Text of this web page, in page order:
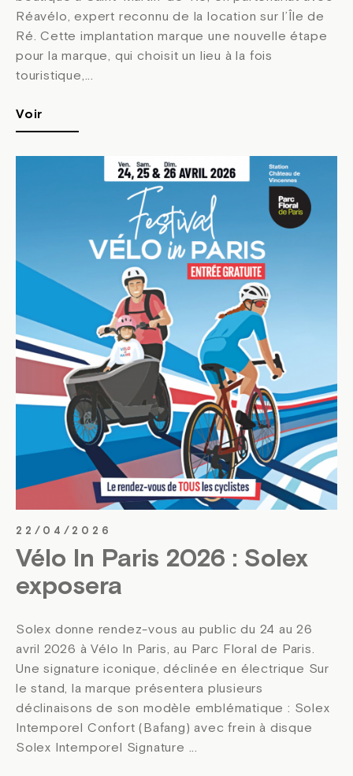
Réavélo, expert reconnu de la location sur l’Île de
Ré. Cette implantation marque une nouvelle étape
pour la marque, qui choisit un lieu à la fois
touristique,...
Voir
22/04/2026
Vélo In Paris 2026 : Solex
exposera
Solex donne rendez-vous au public du 24 au 26
avril 2026 à Vélo In Paris, au Parc Floral de Paris.
Une signature iconique, déclinée en électrique Sur
le stand, la marque présentera plusieurs
déclinaisons de son modèle emblématique : Solex
Intemporel Confort (Bafang) avec frein à disque
Solex Intemporel Signature ...